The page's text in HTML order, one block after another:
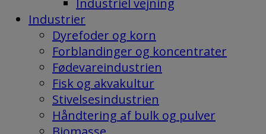
Industriel vejning
Industrier
Dyrefoder og korn
Forblandinger og koncentrater
Fødevareindustrien
Fisk og akvakultur
Stivelsesindustrien
Håndtering af bulk og pulver